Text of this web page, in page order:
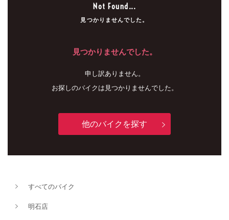
Not Found...
見つかりませんでした。
見つかりませんでした。
申し訳ありません。
お探しのバイクは見つかりませんでした。
他のバイクを探す
すべてのバイク
明石店
新車